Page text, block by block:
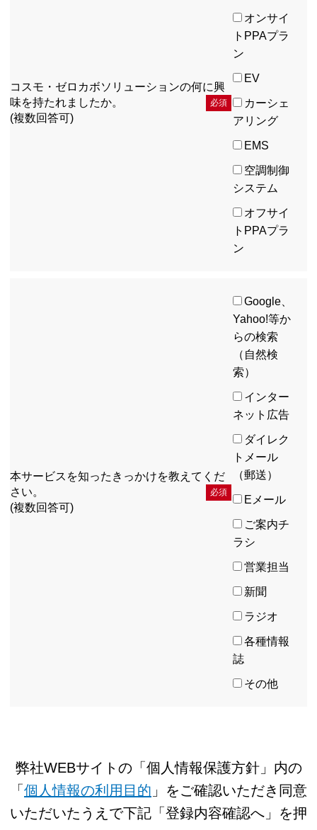
コスモ・ゼロカボソリューションの何に興
味を持たれましたか。
(複数回答可)
必須
オンサイ
トPPAプラ
ン
EV
カーシェ
アリング
EMS
空調制御
システム
オフサイ
トPPAプラ
ン
本サービスを知った きっかけを教えてくだ
さい。
(複数回答可)
必須
Google、
Yahoo!等か
らの検索
（自然検
索）
インター
ネット広告
ダイレク
トメール
（郵送）
Eメール
ご案内チ
ラシ
営業担当
新聞
ラジオ
各種情報
誌
その他
弊社WEBサイトの「個人情報保護方針」内の
「個人情報の利用目的 」をご確認いただき 同意
いただいたうえで下記「登録内容確認へ」を押